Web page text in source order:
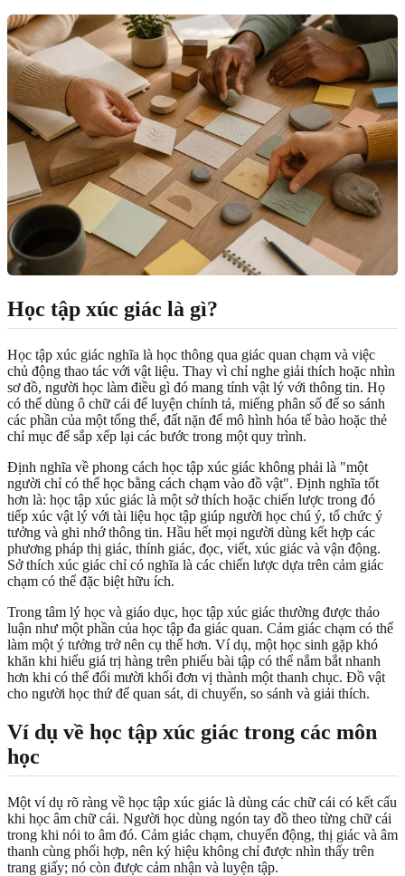
Học tập xúc giác là gì?
Học tập xúc giác nghĩa là học thông qua giác quan chạm và việc
chủ động thao tác với vật liệu. Thay vì chỉ nghe giải thích hoặc nhìn
sơ đồ, người học làm điều gì đó mang tính vật lý với thông tin. Họ
có thể dùng ô chữ cái để luyện chính tả, miếng phân số để so sánh
các phần của một tổng thể, đất nặn để mô hình hóa tế bào hoặc thẻ
chỉ mục để sắp xếp lại các bước trong một quy trình.
Định nghĩa về phong cách học tập xúc giác không phải là "một
người chỉ có thể học bằng cách chạm vào đồ vật". Định nghĩa tốt
hơn là: học tập xúc giác là một sở thích hoặc chiến lược trong đó
tiếp xúc vật lý với tài liệu học tập giúp người học chú ý, tổ chức ý
tưởng và ghi nhớ thông tin. Hầu hết mọi người dùng kết hợp các
phương pháp thị giác, thính giác, đọc, viết, xúc giác và vận động.
Sở thích xúc giác chỉ có nghĩa là các chiến lược dựa trên cảm giác
chạm có thể đặc biệt hữu ích.
Trong tâm lý học và giáo dục, học tập xúc giác thường được thảo
luận như một phần của học tập đa giác quan. Cảm giác chạm có thể
làm một ý tưởng trở nên cụ thể hơn. Ví dụ, một học sinh gặp khó
khăn khi hiểu giá trị hàng trên phiếu bài tập có thể nắm bắt nhanh
hơn khi có thể đổi mười khối đơn vị thành một thanh chục. Đồ vật
cho người học thứ để quan sát, di chuyển, so sánh và giải thích.
Ví dụ về học tập xúc giác trong các môn
học
Một ví dụ rõ ràng về học tập xúc giác là dùng các chữ cái có kết cấu
khi học âm chữ cái. Người học dùng ngón tay đồ theo từng chữ cái
trong khi nói to âm đó. Cảm giác chạm, chuyển động, thị giác và âm
thanh cùng phối hợp, nên ký hiệu không chỉ được nhìn thấy trên
trang giấy; nó còn được cảm nhận và luyện tập.